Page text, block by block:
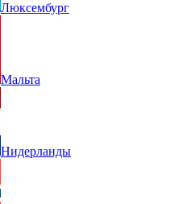
Люксембург
Мальта
Нидерланды